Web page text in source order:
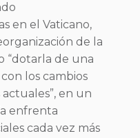
en el Vaticano,
de la
“dotarla de una
los cambios
en un
enfrenta
cada vez más